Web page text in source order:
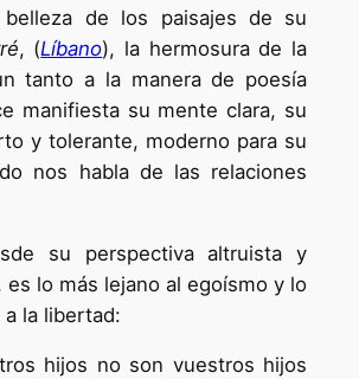
belleza de los paisajes de su
, (Líbano), la hermosura de la
tanto a la manera de poesía
manifiesta su mente clara, su
y tolerante, moderno para su
nos habla de las relaciones
su perspectiva altruista y
es lo más lejano al egoísmo y lo
la libertad:
hijos no son vuestros hijos